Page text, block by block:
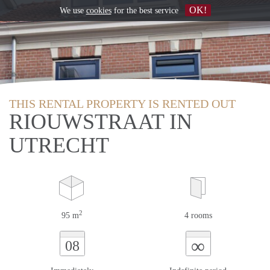
THIS RENTAL PROPERTY IS RENTED OUT
RIOUWSTRAAT IN
UTRECHT
95 m2 4 rooms
08 ∞
We use cookiesfor the best service OK!